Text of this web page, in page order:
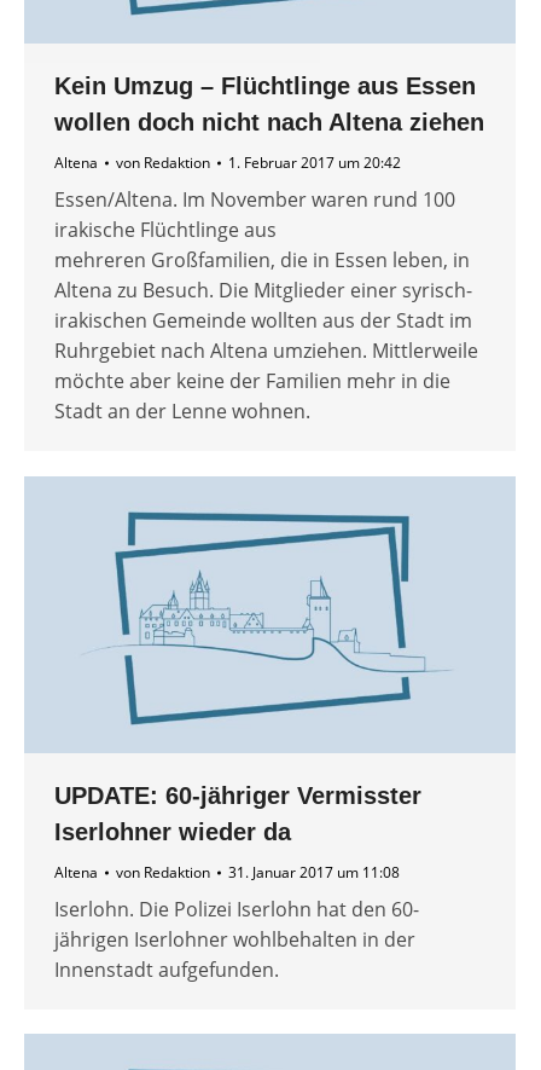
Kein Umzug – Flüchtlinge aus Essen
wollen doch nicht nach Altena ziehen
Altena von Redaktion 1. Februar 2017 um 20:42
Essen/Altena. Im November waren rund 100
irakische Flüchtlinge aus
mehreren Großfamilien, die in Essen leben, in
Altena zu Besuch. Die Mitglieder einer syrisch-
irakischen Gemeinde wollten aus der Stadt im
Ruhrgebiet nach Altena umziehen. Mittlerweile
möchte aber keine der Familien mehr in die
Stadt an der Lenne wohnen.
UPDATE: 60-jähriger Vermisster
Iserlohner wieder da
Altena von Redaktion 31. Januar 2017 um 11:08
Iserlohn. Die Polizei Iserlohn hat den 60-
jährigen Iserlohner wohlbehalten in der
Innenstadt aufgefunden.